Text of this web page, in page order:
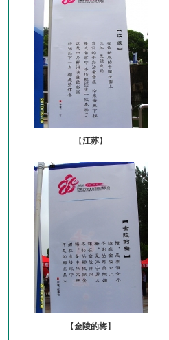
【江苏】
【金陵的梅】